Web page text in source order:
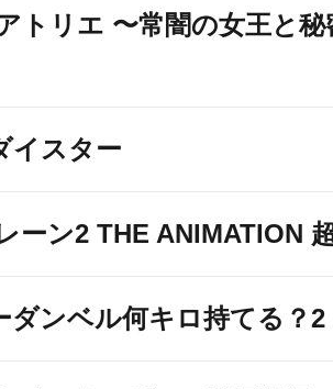
トリエ 〜常闇の女王と秘
イスター
ーン2 THE ANIMATION
ダンベル何キロ持てる？2